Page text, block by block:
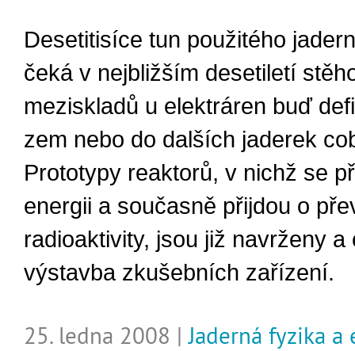
Desetitisíce tun použitého
čeká v nejbližším desetiletí
meziskladů u elektráren buď
zem nebo do dalších jaderek
Prototypy reaktorů, v nichž se
energii a současně přijdou o
radioaktivity, jsou již navrženy a
výstavba zkušebních zařízení.
25. ledna 2008 |Jaderná fyzika a